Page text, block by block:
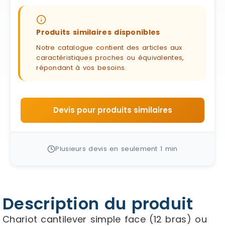
Produits similaires disponibles
Notre catalogue contient des articles aux
caractéristiques proches ou équivalentes,
répondant à vos besoins.
Devis pour produits similaires
Plusieurs devis en seulement 1 min
Description du produit
Chariot cantilever simple face (12 bras) ou